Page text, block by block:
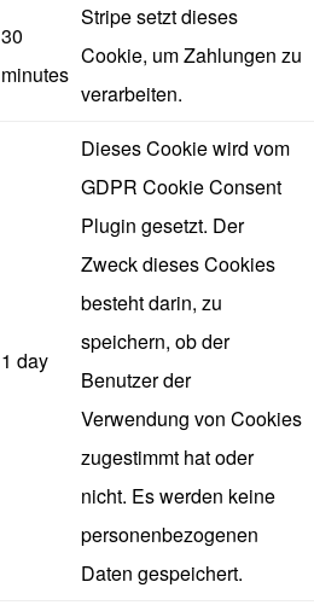
30
minutes
Stripe setzt dieses
Cookie, um Zahlungen zu
verarbeiten.
1 day
Dieses Cookie wird vom
GDPR Cookie Consent
Plugin gesetzt. Der
Zweck dieses Cookies
besteht darin, zu
speichern, ob der
Benutzer der
Verwendung von Cookies
zugestimmt hat oder
nicht. Es werden keine
personenbezogenen
Daten gespeichert.